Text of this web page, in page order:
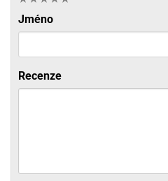
Jméno
Recenze